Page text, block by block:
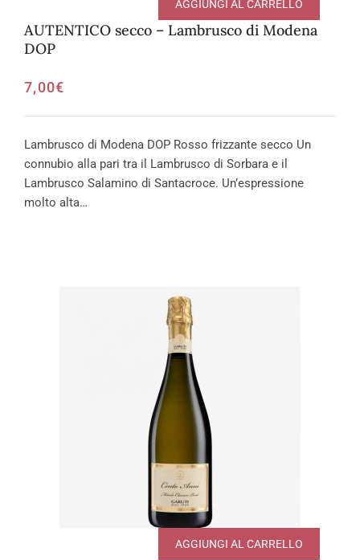
AUTENTICO secco – Lambrusco di Modena
DOP
7,00€
AGGIUNGI AL CARRELLO
Lambrusco di Modena DOP Rosso frizzante secco Un
connubio alla pari tra il Lambrusco di Sorbara e il
Lambrusco Salamino di Santacroce. Un’espressione
molto alta…
AGGIUNGI AL CARRELLO